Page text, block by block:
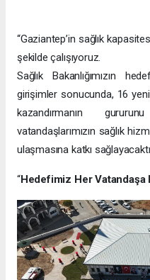
“Gaziantep’in sağlık
şekilde çalışıyoruz.
Sağlık Bakanlığımızın
girişimler sonucunda, 16
kazandırmanın
vatandaşlarımızın sağlık
ulaşmasına katkı
“Hedefimiz Her Vatandaşa